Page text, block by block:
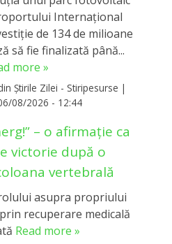
Internațional
de 134 de milioane
să fie finalizată până...
more »
Știrile Zilei - Stiripesurse |
08/2026 - 12:44
– o afirmație ca
victorie după o
vertebrală
asupra propriului
recuperare medicală
Read more »